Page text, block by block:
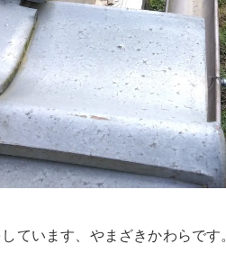
ています、やまざきかわらです。